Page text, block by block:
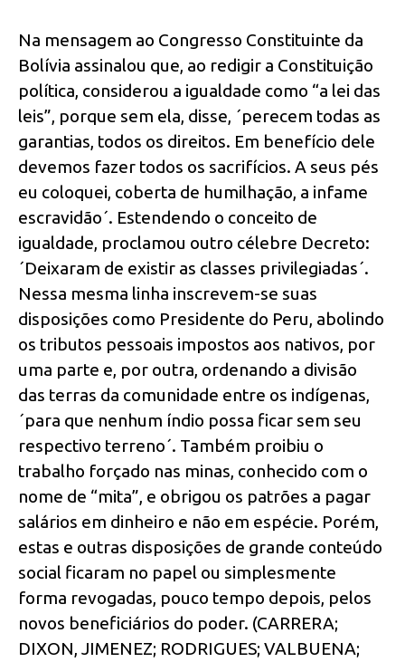
Na mensagem ao Congresso Constituinte da
Bolívia assinalou que, ao redigir a Constituição
política, considerou a igualdade como “a lei das
leis”, porque sem ela, disse, ´perecem todas as
garantias, todos os direitos. Em benefício dele
devemos fazer todos os sacrifícios. A seus pés
eu coloquei, coberta de humilhação, a infame
escravidão´. Estendendo o conceito de
igualdade, proclamou outro célebre Decreto:
´Deixaram de existir as classes privilegiadas´.
Nessa mesma linha inscrevem-se suas
disposições como Presidente do Peru, abolindo
os tributos pessoais impostos aos nativos, por
uma parte e, por outra, ordenando a divisão
das terras da comunidade entre os indígenas,
´para que nenhum índio possa ficar sem seu
respectivo terreno´. Também proibiu o
trabalho forçado nas minas, conhecido com o
nome de “mita”, e obrigou os patrões a pagar
salários em dinheiro e não em espécie. Porém,
estas e outras disposições de grande conteúdo
social ficaram no papel ou simplesmente
forma revogadas, pouco tempo depois, pelos
novos beneficiários do poder. (CARRERA;
DIXON, JIMENEZ; RODRIGUES; VALBUENA;